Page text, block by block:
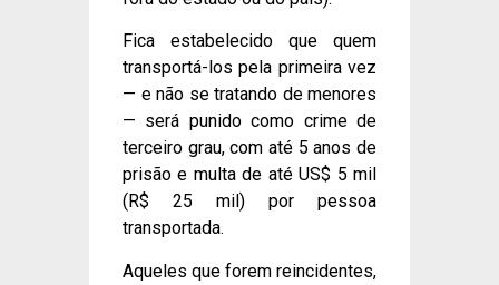
Fica estabelecido que quem
transportá-los pela primeira vez
— e não se tratando de menores
— será punido como crime de
terceiro grau, com até 5 anos de
prisão e multa de até US$ 5 mil
(R$ 25 mil) por pessoa
transportada.
Aqueles que forem reincidentes,